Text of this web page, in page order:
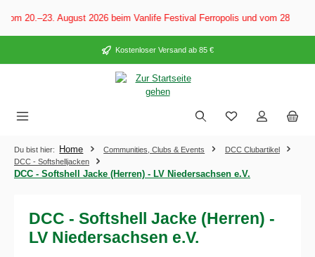
springen
20.–23. August 2026 beim Vanlife Festival Ferropolis und vom 28.
Kostenloser Versand ab 85 €
Du bist hier: Home Communities, Clubs & Events
DCC Clubartikel
DCC - Softshelljacken
DCC - Softshell Jacke (Herren) - LV Niedersachsen e.V.
DCC - Softshell Jacke (Herren) -
LV Niedersachsen e.V.